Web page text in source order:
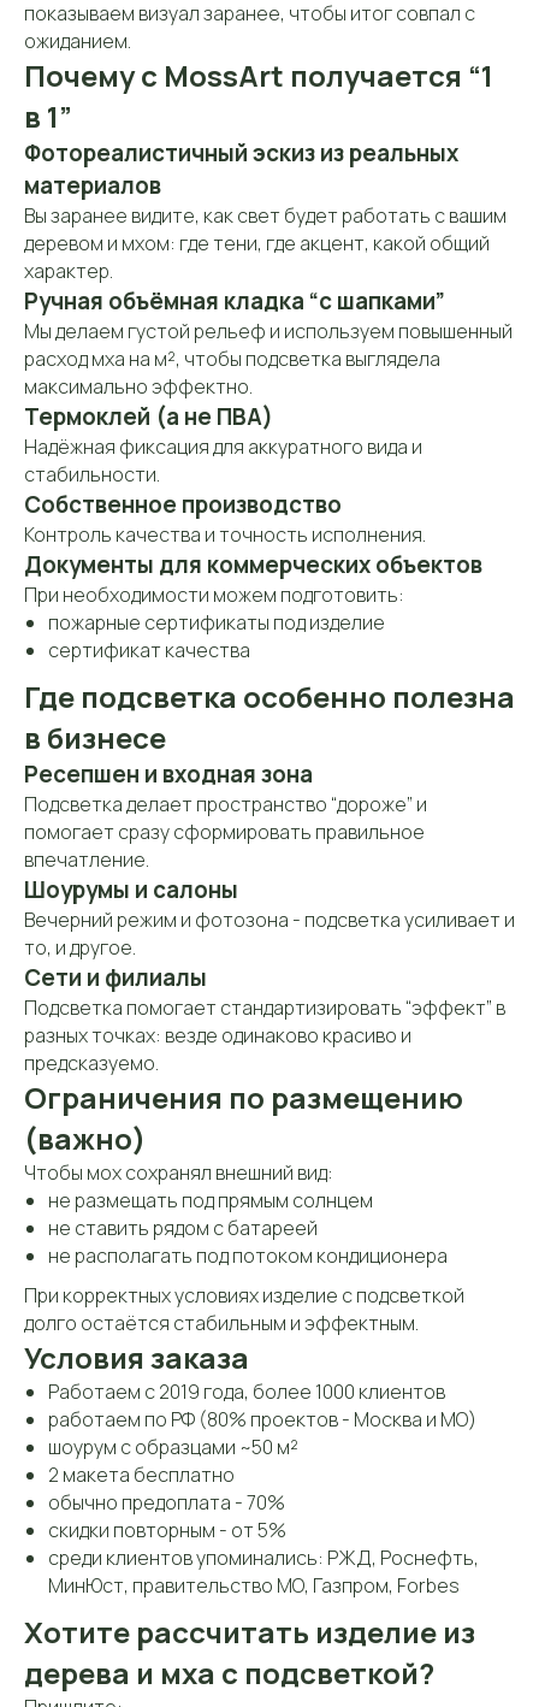
показываем визуал заранее, чтобы итог совпал с
ожиданием.
Почему с MossArt получается “1
в 1”
Фотореалистичный эскиз из реальных
материалов
Вы заранее видите, как свет будет работать с вашим
деревом и мхом: где тени, где акцент, какой общий
характер.
Ручная объёмная кладка “с шапками”
Мы делаем густой рельеф и используем повышенный
расход мха на м², чтобы подсветка выглядела
максимально эффектно.
Термоклей (а не ПВА)
Надёжная фиксация для аккуратного вида и
стабильности.
Собственное производство
Контроль качества и точность исполнения.
Документы для коммерческих объектов
При необходимости можем подготовить:
пожарные сертификаты под изделие
сертификат качества
Где подсветка особенно полезна
в бизнесе
Ресепшен и входная зона
Подсветка делает пространство “дороже” и
помогает сразу сформировать правильное
впечатление.
Шоурумы и салоны
Вечерний режим и фотозона - подсветка усиливает и
то, и другое.
Сети и филиалы
Подсветка помогает стандартизировать “эффект” в
разных точках: везде одинаково красиво и
предсказуемо.
Ограничения по размещению
(важно)
Чтобы мох сохранял внешний вид:
не размещать под прямым солнцем
не ставить рядом с батареей
не располагать под потоком кондиционера
При корректных условиях изделие с подсветкой
долго остаётся стабильным и эффектным.
Условия заказа
Работаем с 2019 года, более 1000 клиентов
работаем по РФ (80% проектов - Москва и МО)
шоурум с образцами ~50 м²
2 макета бесплатно
обычно предоплата - 70%
скидки повторным - от 5%
среди клиентов упоминались: РЖД, Роснефть,
МинЮст, правительство МО, Газпром, Forbes
Хотите рассчитать изделие из
дерева и мха с подсветкой?
Контактнаяинформация
Заказать звонок
E-mail:
Мессенджеры:
Адрес:
+7 (906) 083-26-41
mossart888@gmail.com
127422, Москва, м. «Дмитровская», ул.
Тимирязевская, д. 13 (вход со двора,
2-й этаж)
Пн-Пт: 10:00-19:00
Сб: 12:00-17:00
предварительной
записи
Часы работы:
О компании